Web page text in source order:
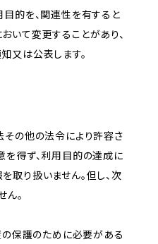
目的を、関連性を有すると
いて変更することがあり、
又は公表します。
その他の法令により許容さ
を得ず、利用目的の達成に
取り扱いません。但し、次
ん。
の保護のために必要がある